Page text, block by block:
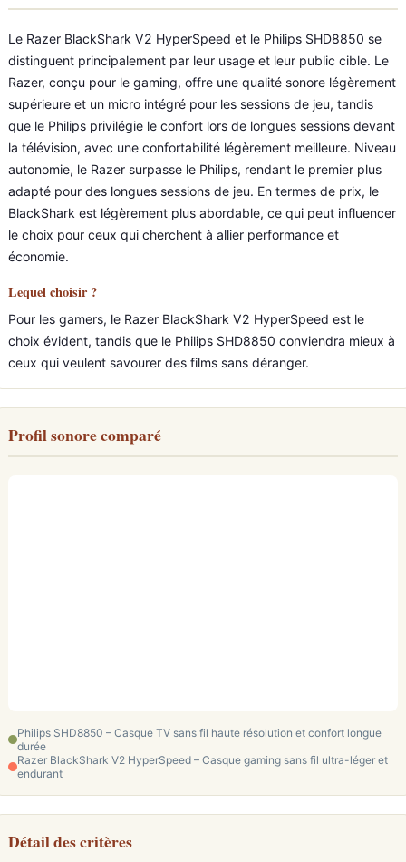
Le Razer BlackShark V2 HyperSpeed et le Philips SHD8850 se
distinguent principalement par leur usage et leur public cible. Le
Razer, conçu pour le gaming, offre une qualité sonore légèrement
supérieure et un micro intégré pour les sessions de jeu, tandis
que le Philips privilégie le confort lors de longues sessions devant
la télévision, avec une confortabilité légèrement meilleure. Niveau
autonomie, le Razer surpasse le Philips, rendant le premier plus
adapté pour des longues sessions de jeu. En termes de prix, le
BlackShark est légèrement plus abordable, ce qui peut influencer
le choix pour ceux qui cherchent à allier performance et
économie.
Lequel choisir ?
Pour les gamers, le Razer BlackShark V2 HyperSpeed est le
choix évident, tandis que le Philips SHD8850 conviendra mieux à
ceux qui veulent savourer des films sans déranger.
Profil sonore comparé
Philips SHD8850 – Casque TV sans fil haute résolution et confort longue
durée
Razer BlackShark V2 HyperSpeed – Casque gaming sans fil ultra-léger et
endurant
Détail des critères